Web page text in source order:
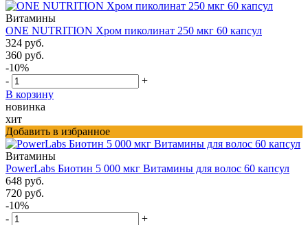
Витамины
ONE NUTRITION Хром пиколинат 250 мкг 60 капсул
324 руб.
360 руб.
-10%
-
+
В корзину
новинка
хит
Добавить в избранное
Витамины
PowerLabs Биотин 5 000 мкг Витамины для волос 60 капсул
648 руб.
720 руб.
-10%
-
+